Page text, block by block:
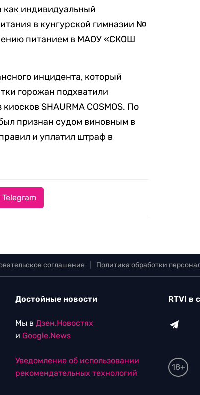
как индивидуальный
в кунгурской гимназии №
питанием в МАОУ «СКОШ
инцидента, который
горожан подхватили
SHAURMA COSMOS. По
признан судом виновным в
и уплатил штраф в
соглашение Политика обработки
Достойные новости
Мы в Дзен.Новостях
и Google.News
Уведомление об использовании
рекомендательных технологий
RTVI в
18+